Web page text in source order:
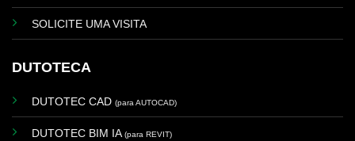
SOLICITE UMA VISITA
DUTOTECA
DUTOTEC CAD (para AUTOCAD)
DUTOTEC BIM IA (para REVIT)